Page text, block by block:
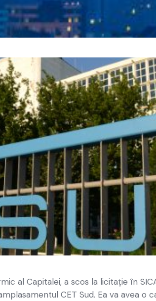
al Capitalei, a scos la licitaţie în
CET Sud. Ea va avea o